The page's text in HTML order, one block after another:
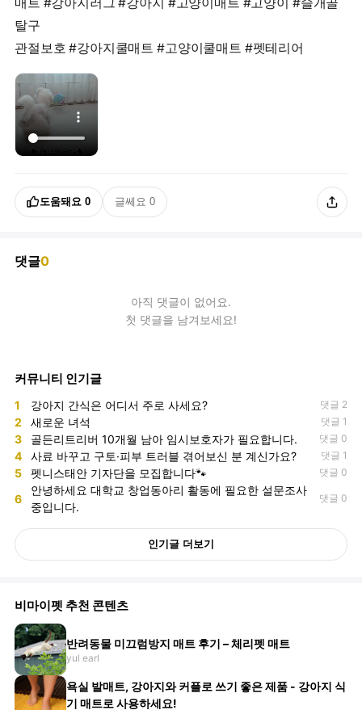
탈구
관절보호 #강아지쿨매트 #고양이쿨매트 #펫테리어
도움돼요 0 글쎄요 0
댓글0
아직 댓글이 없어요.
첫 댓글을 남겨보세요!
커뮤니티 인기글
1 강아지 간식은 어디서 주로 사세요? 댓글 2
2 새로운 녀석 댓글 1
3 골든리트리버 10개월 남아 임시보호자가 필요합니다. 댓글 0
4 사료 바꾸고 구토·피부 트러블 겪어보신 분 계신가요? 댓글 1
5 펫니스태안 기자단을 모집합니다🐾 댓글 0
6
안녕하세요 대학교 창업동아리 활동에 필요한 설문조사
중입니다.
댓글 0
인기글 더보기
비마이펫 추천 콘텐츠
반려동물 미끄럼방지 매트 후기 – 체리펫 매트
yul earl
욕실 발매트, 강아지와 커플로 쓰기 좋은 제품 - 강아지 식
기 매트로 사용하세요!